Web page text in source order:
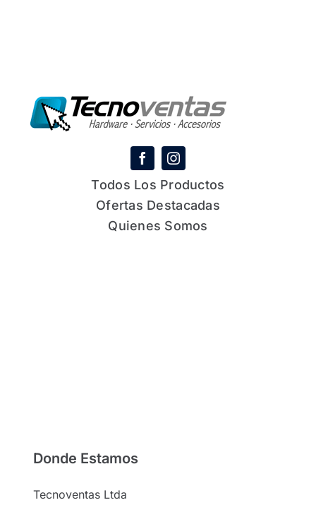
Todos Los Productos
Ofertas Destacadas
Quienes Somos
Donde Estamos
Tecnoventas Ltda